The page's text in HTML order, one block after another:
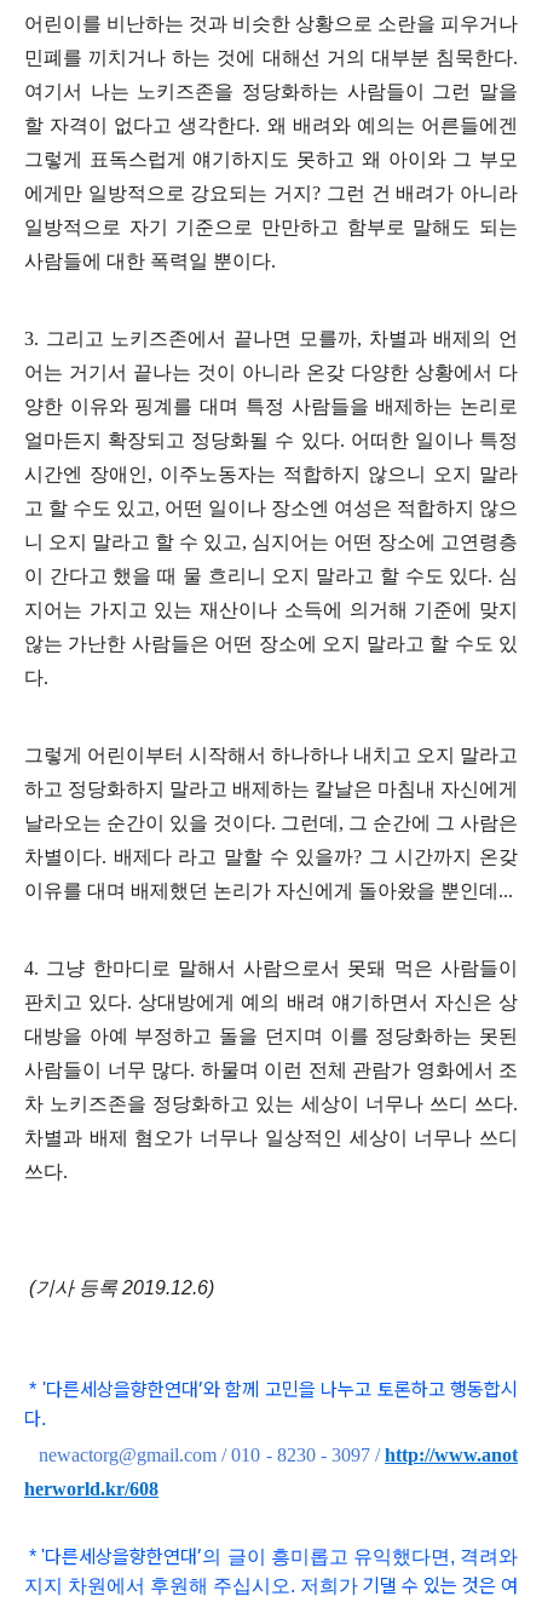
어린이를 비난하는 것과 비슷한 상황으로 소란을 피우거나
민폐를 끼치거나 하는 것에 대해선 거의 대부분 침묵한다.
여기서 나는 노키즈존을 정당화하는 사람들이 그런 말을
할 자격이 없다고 생각한다. 왜 배려와 예의는 어른들에겐
그렇게 표독스럽게 얘기하지도 못하고 왜 아이와 그 부모
에게만 일방적으로 강요되는 거지? 그런 건 배려가 아니라
일방적으로 자기 기준으로 만만하고 함부로 말해도 되는
사람들에 대한 폭력일 뿐이다.
3. 그리고 노키즈존에서 끝나면 모를까, 차별과 배제의 언
어는 거기서 끝나는 것이 아니라 온갖 다양한 상황에서 다
양한 이유와 핑계를 대며 특정 사람들을 배제하는 논리로
얼마든지 확장되고 정당화될 수 있다. 어떠한 일이나 특정
시간엔 장애인, 이주노동자는 적합하지 않으니 오지 말라
고 할 수도 있고, 어떤 일이나 장소엔 여성은 적합하지 않으
니 오지 말라고 할 수 있고, 심지어는 어떤 장소에 고연령층
이 간다고 했을 때 물 흐리니 오지 말라고 할 수도 있다. 심
지어는 가지고 있는 재산이나 소득에 의거해 기준에 맞지
않는 가난한 사람들은 어떤 장소에 오지 말라고 할 수도 있
다.
그렇게 어린이부터 시작해서 하나하나 내치고 오지 말라고
하고 정당화하지 말라고 배제하는 칼날은 마침내 자신에게
날라오는 순간이 있을 것이다. 그런데 , 그 순간에 그 사람은
차별이다. 배제다 라고 말할 수 있을까? 그 시간까지 온갖
이유를 대며 배제했던 논리가 자신에게 돌아왔을 뿐인데 ...
4. 그냥 한마디로 말해서 사람으로서 못돼 먹은 사람들이
판치고 있다.상대방에게 예의 배려 얘기하면서 자신은 상
대방을 아예 부정하고 돌을 던지며 이를 정당화하는 못된
사람들이 너무 많다. 하물며 이런 전체 관람가 영화에서 조
차 노키즈존을 정당화하고 있는 세상이 너무나 쓰디 쓰다.
차별과 배제 혐오가 너무나 일상적인 세상이 너무나 쓰디
쓰다.
(기사 등록 2019.12.6)
* '다른세상을향한연대’와 함께 고민을 나누고 토론하고 행동합시
다.
newactorg@gmail.com / 010 - 8230 - 3097 /http://www.anot
herworld.kr/608
*'다른세상을향한연대’의 글이 흥미롭고 유익했다면, 격려와
지지 차원에서 후원해 주십시오. 저희가 기댈 수 있는 것은 여